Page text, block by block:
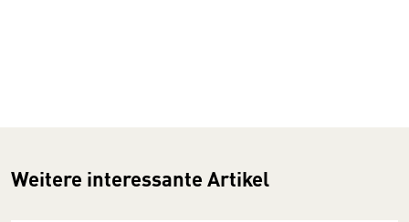
Weitere interessante Artikel